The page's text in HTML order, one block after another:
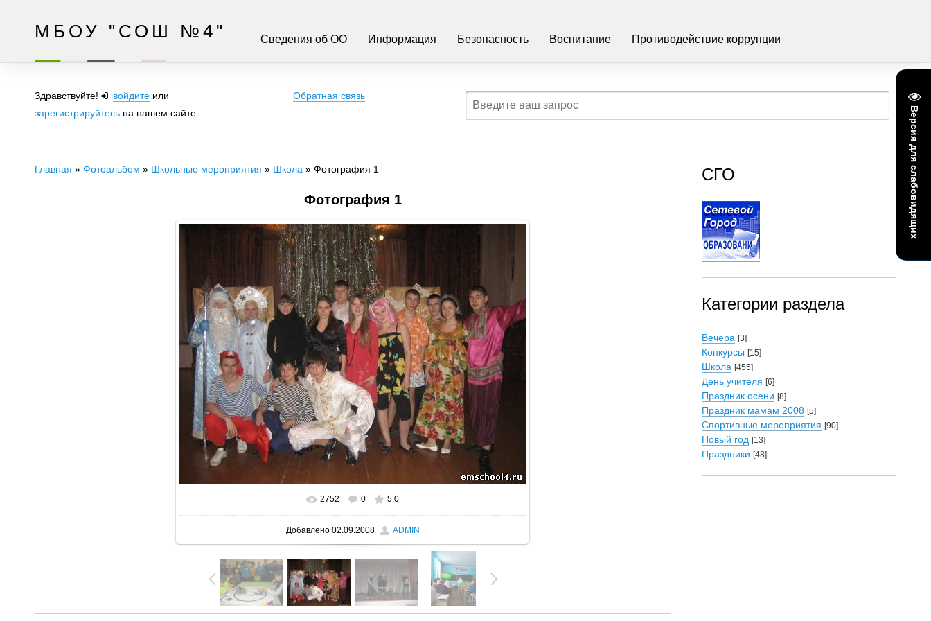
Версия для слабовидящих
МБОУ "СОШ №4" Сведения об ОО Информация Безопасность Воспитание Противодействие коррупции
Здравствуйте! войдите или
зарегистрируйтесь на нашем сайте
Обратная связь
Главная » Фотоальбом » Школьные мероприятия » Школа » Фотография 1
Фотография 1
2752 0 5.0
Добавлено02.09.2008 ADMIN
СГО
Категории раздела
Вечера [3]
Конкурсы [15]
Школа [455]
День учителя [6]
Праздник осени [8]
Праздник мамам 2008 [5]
Спортивные мероприятия [90]
Новый год [13]
Праздники [48]